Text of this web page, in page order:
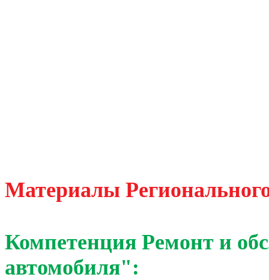
Материалы
Компетенция Ремонт и
автомобиля":